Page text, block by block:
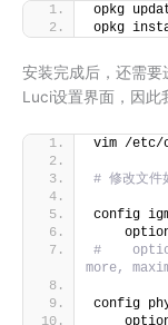
opkg
opkg
安装完成后，还需
Luci设置界面，因此
vim /etc/
# 修改文件
config
#
more,
config